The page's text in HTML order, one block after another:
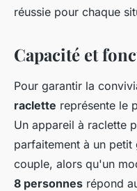
réussie pour chaque
Capacité et
Pour garantir la
raclette représente le
Un appareil à raclette
parfaitement à un
couple, alors qu'un
8 personnes répond